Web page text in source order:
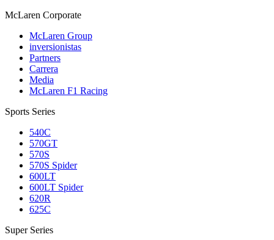
McLaren Corporate
McLaren Group
inversionistas
Partners
Carrera
Media
McLaren F1 Racing
Sports Series
540C
570GT
570S
570S Spider
600LT
600LT Spider
620R
625C
Super Series